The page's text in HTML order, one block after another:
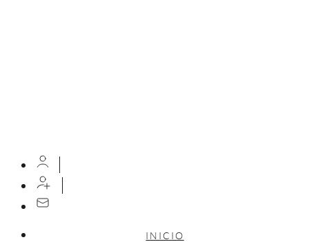
INICIO